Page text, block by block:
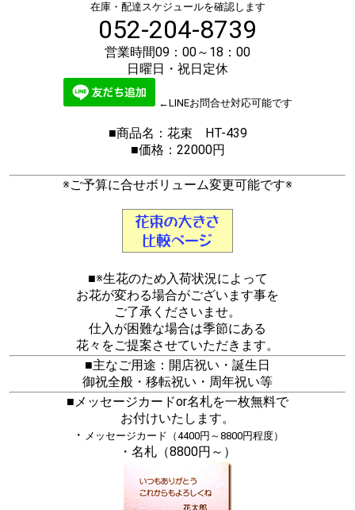
在庫・配達スケジュールを確認します
052-204-8739
営業時間09：00～18：00
日曜日・祝日定休
←LINEお問合せ対応可能です
■商品名：花束 HT-439
■価格：22000円
※ご予算に合せボリューム変更可能です※
■※生花のため入荷状況によって
お花が変わる場合がございます事を
ご了承くださいませ。
仕入が困難な場合は季節にある
花々をご提案させていただきます。
■主なご用途：開店祝い・誕生日
御祝全般・移転祝い・周年祝い等
■メッセージカードor名札を一枚無料で
お付けいたします。
・ メッセージカード（4400円～8800円程度）
・名札（8800円～）